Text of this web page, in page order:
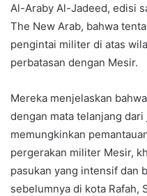
Al-Araby Al-Jadeed, edisi
The New Arab, bahwa
pengintai militer di atas
perbatasan dengan Mesir.
Mereka menjelaskan
dengan mata telanjang dari
memungkinkan
pergerakan militer Mesir,
pasukan yang intensif dan
sebelumnya di kota Rafah,